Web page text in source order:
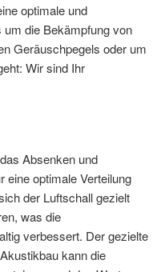
optimale und
die Bekämpfung von
Geräuschpegels oder um
Wir sind Ihr
Absenken und
eine optimale Verteilung
der Luftschall gezielt
was die
verbessert. Der gezielte
kann die